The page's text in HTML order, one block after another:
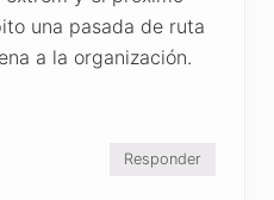
una pasada de ruta
a la organización.
Responder